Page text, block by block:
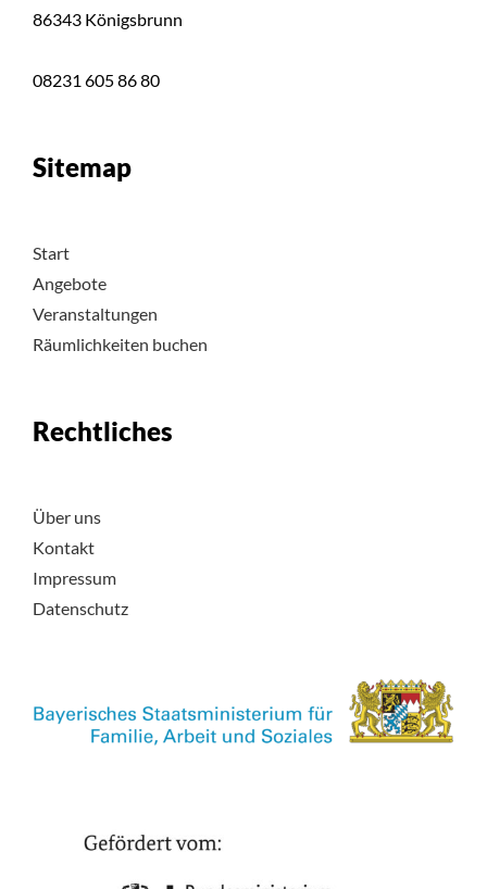
86343 Königsbrunn
08231 605 86 80
Sitemap
Start
Angebote
Veranstaltungen
Räumlichkeiten buchen
Rechtliches
Über uns
Kontakt
Impressum
Datenschutz